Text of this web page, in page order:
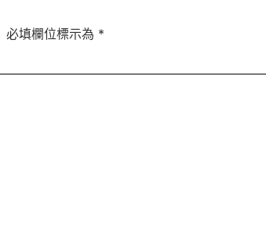
必填欄位標示為 *